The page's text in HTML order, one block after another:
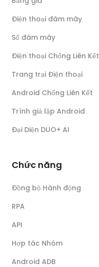
Điện thoại đám mây
Số đám mây
Điện thoại Chống Liên Kết
Trang trại Điện thoại
Android Chống Liên Kết
Trình giả lập Android
Đại Diện DUO+ AI
Chức năng
Đồng bộ Hành động
RPA
API
Hợp tác Nhóm
Android ADB